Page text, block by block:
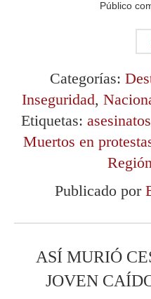
Público
Categorías:
Inseguridad,
Etiquetas: asesinatos
Muertos en
Publicado por
ASÍ MURIÓ
JOVEN